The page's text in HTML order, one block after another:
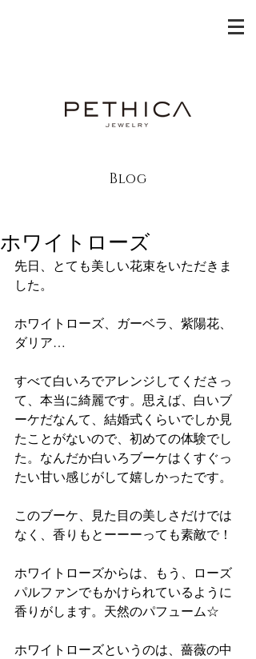
Blog
ホワイトローズ
先日、とても美しい花束をいただきま
した。
ホワイトローズ、ガーベラ、紫陽花、
ダリア…
すべて白いろでアレンジしてくださっ
て、本当に綺麗です。思えば、白いブ
ーケだなんて、結婚式くらいでしか見
たことがないので、初めての体験でし
た。なんだか白いろブーケはくすぐっ
たい甘い感じがして嬉しかったです。
このブーケ、見た目の美しさだけでは
なく、香りもとーーーっても素敵で！
ホワイトローズからは、もう、ローズ
パルファンでもかけられているように
香りがします。天然のパフューム☆
ホワイトローズというのは、薔薇の中